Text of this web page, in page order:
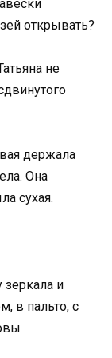
открывать?
не
держала
Она
сухая.
зеркала и
в пальто, с